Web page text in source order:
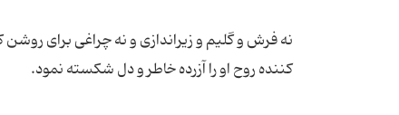
نه فرش و گلیم و زیراندازى و نه چراغى براى